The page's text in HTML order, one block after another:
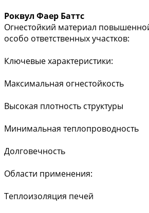
Роквул Фаер Баттс
Огнестойкий материал
особо ответственных участков:
Ключевые характеристики:
Максимальная огнестойкость
Высокая плотность структуры
Минимальная теплопроводность
Долговечность
Области применения:
Теплоизоляция печей